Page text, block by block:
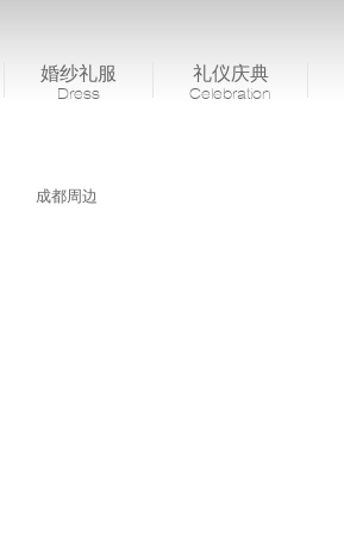
婚纱礼服
Dress
礼仪庆典
Celebration
成都周边